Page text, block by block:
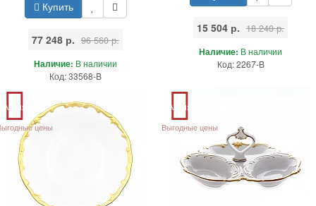
Купить
77 248 р. 96 560 р.
Наличие: В наличии
Код: 33568-B
15 504 р. 18 240 р.
Наличие: В наличии
Код: 2267-B
Акция
цены
Акция
Выгодные цены